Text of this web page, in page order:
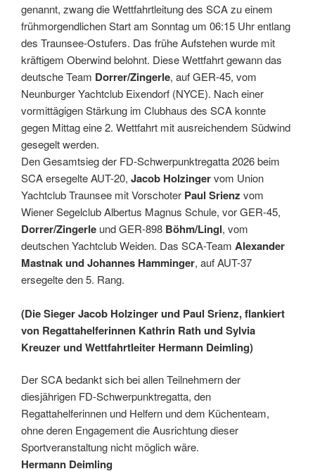
genannt, zwang die Wettfahrtleitung des SCA zu einem
frühmorgendlichen Start am Sonntag um 06:15 Uhr entlang
des Traunsee-Ostufers. Das frühe Aufstehen wurde mit
kräftigem Oberwind belohnt. Diese Wettfahrt gewann das
deutsche Team Dorrer/Zingerle, auf GER-45, vom
Neunburger Yachtclub Eixendorf (NYCE). Nach einer
vormittägigen Stärkung im Clubhaus des SCA konnte
gegen Mittag eine 2. Wettfahrt mit ausreichendem Südwind
gesegelt werden.
Den Gesamtsieg der FD-Schwerpunktregatta 2026 beim
SCA ersegelte AUT-20, Jacob Holzingervom Union
Yachtclub Traunsee mit Vorschoter Paul Srienz vom
Wiener Segelclub Albertus Magnus Schule, vor GER-45,
Dorrer/Zingerle und GER-898 Böhm/Lingl, vom
deutschen Yachtclub Weiden. Das SCA-Team Alexander
Mastnak und Johannes Hamminger, auf AUT-37
ersegelte den 5. Rang.
(Die Sieger Jacob Holzinger und Paul Srienz, flankiert
von Regattahelferinnen Kathrin Rath und Sylvia
Kreuzer und Wettfahrtleiter Hermann Deimling)
Der SCA bedankt sich bei allen Teilnehmern der
diesjährigen FD-Schwerpunktregatta, den
Regattahelferinnen und Helfern und dem Küchenteam,
ohne deren Engagement die Ausrichtung dieser
Sportveranstaltung nicht möglich wäre.
Hermann Deimling